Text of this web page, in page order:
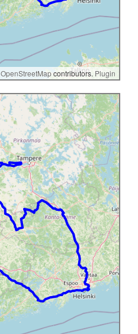
OpenStreetMapcontributors. Plugin